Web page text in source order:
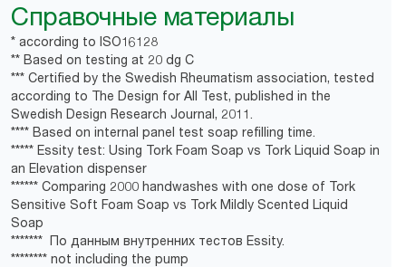
Справочные материалы
* according to ISO16128
** Based on testing at 20 dg C
*** Certified by the Swedish Rheumatism association, tested
according to The Design for All Test, published in the
Swedish Design Research Journal, 2011.
**** Based on internal panel test soap refilling time.
***** Essity test: Using Tork Foam Soap vs Tork Liquid Soap in
an Elevation dispenser
****** Comparing 2000 handwashes with one dose of Tork
Sensitive Soft Foam Soap vs Tork Mildly Scented Liquid
Soap
******* По данным внутренних тестов Essity.
******** not including the pump